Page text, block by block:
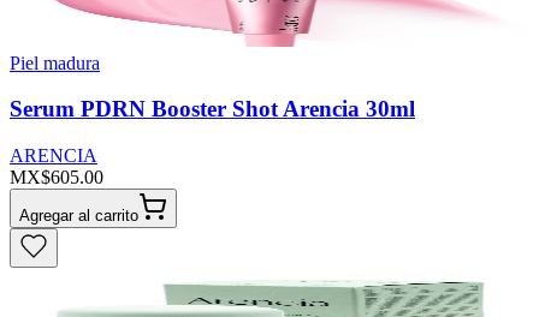
Piel madura
Serum PDRN Booster Shot Arencia 30ml
ARENCIA
MX$605.00
Agregar al carrito